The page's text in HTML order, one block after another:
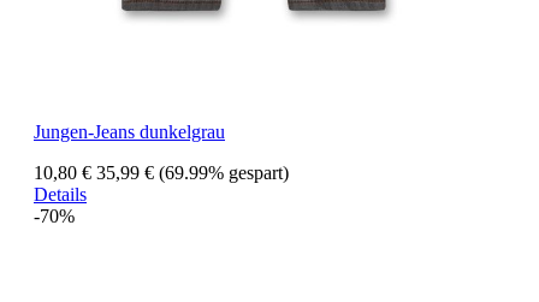
Jungen-Jeans dunkelgrau
10,80 € 35,99 € (69.99% gespart)
Details
-70%